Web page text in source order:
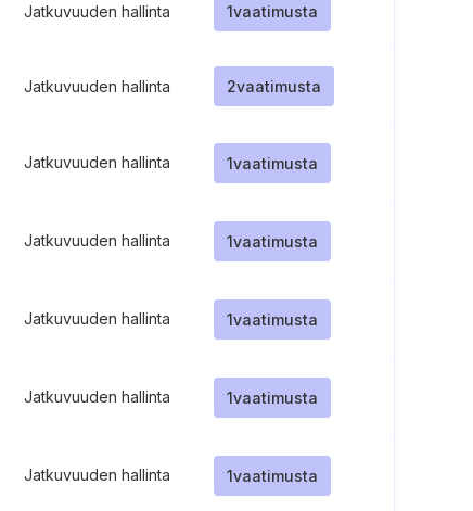
Jatkuvuuden hallinta 1vaatimusta
Jatkuvuuden hallinta 2vaatimusta
Jatkuvuuden hallinta 1vaatimusta
Jatkuvuuden hallinta 1vaatimusta
Jatkuvuuden hallinta 1vaatimusta
Jatkuvuuden hallinta 1vaatimusta
Jatkuvuuden hallinta 1vaatimusta